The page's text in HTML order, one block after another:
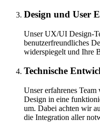
Design und User
Unser UX/UI Design-
benutzerfreundliches
widerspiegelt und Ihre
Technische
Unser erfahrenes
Design in eine
um. Dabei achten wir
die Integration aller